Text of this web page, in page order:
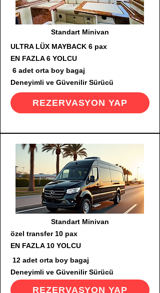
Standart Minivan
ULTRA LÜX MAYBACK 6 pax
EN FAZLA 6 YOLCU
6 adet orta boy bagaj
Deneyimli ve Güvenilir Sürücü
REZERVASYON YAP
Standart Minivan
özel transfer 10 pax
EN FAZLA 10 YOLCU
12 adet orta boy bagaj
Deneyimli ve Güvenilir Sürücü
REZERVASYON YAP